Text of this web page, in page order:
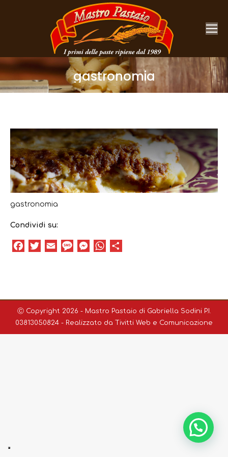
gastronomia
You are here:
gastronomia
Condividi su:
Facebook
TwitterEmailMessageMessenger
WhatsApp
Ⓒ Copyright 2026 - Mastro Pastaio di Gabriella Sodini P.I.
03813050824 - Realizzato da
Tivitti Web e Comunicazione